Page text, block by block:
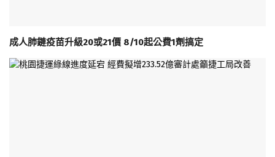
成人肺鏈疫苗升級20或21價 8/10起公費1劑搞定